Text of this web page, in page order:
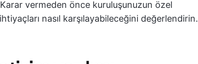
vermeden önce kuruluşunuzun özel
nasıl karşılayabileceğini değerlendirin.